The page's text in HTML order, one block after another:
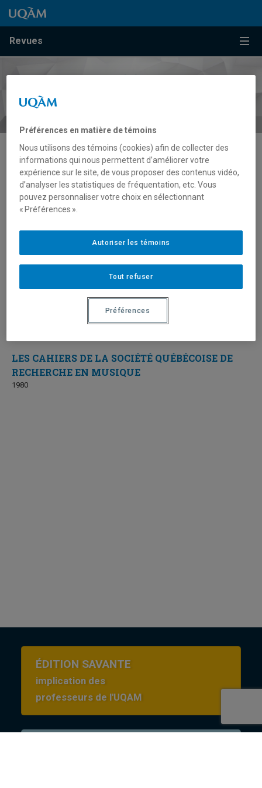
Passer au contenu
Accéder au menu principal
Accéder à la recherche
Passer au contenu
Accéder au menu principal
Revues
ÉDITION SAVANTE
implication des
professeurs de l'UQAM
électroacoustique
LES CAHIERS DE LA SOCIÉTÉ QUÉBÉCOISE DE
RECHERCHE EN MUSIQUE
1980
Préférences en matière de témoins
Nous utilisons des témoins (cookies) afin de collecter des
informations qui nous permettent d’améliorer votre
expérience sur le site, de vous proposer des contenus vidéo,
d’analyser les statistiques de fréquentation, etc. Vous
pouvez personnaliser votre choix en sélectionnant
« Préférences ».
Tout refuser
Autoriser les témoins
Préférences